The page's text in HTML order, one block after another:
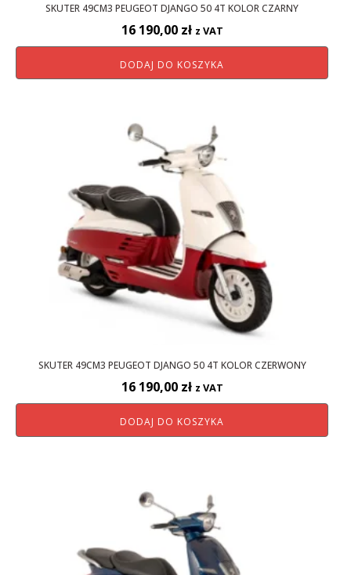
SKUTER 49CM3 PEUGEOT DJANGO 50 4T KOLOR CZARNY
16 190,00 zł z VAT
DODAJ DO KOSZYKA
SKUTER 49CM3 PEUGEOT DJANGO 50 4T KOLOR CZERWONY
16 190,00 zł z VAT
DODAJ DO KOSZYKA